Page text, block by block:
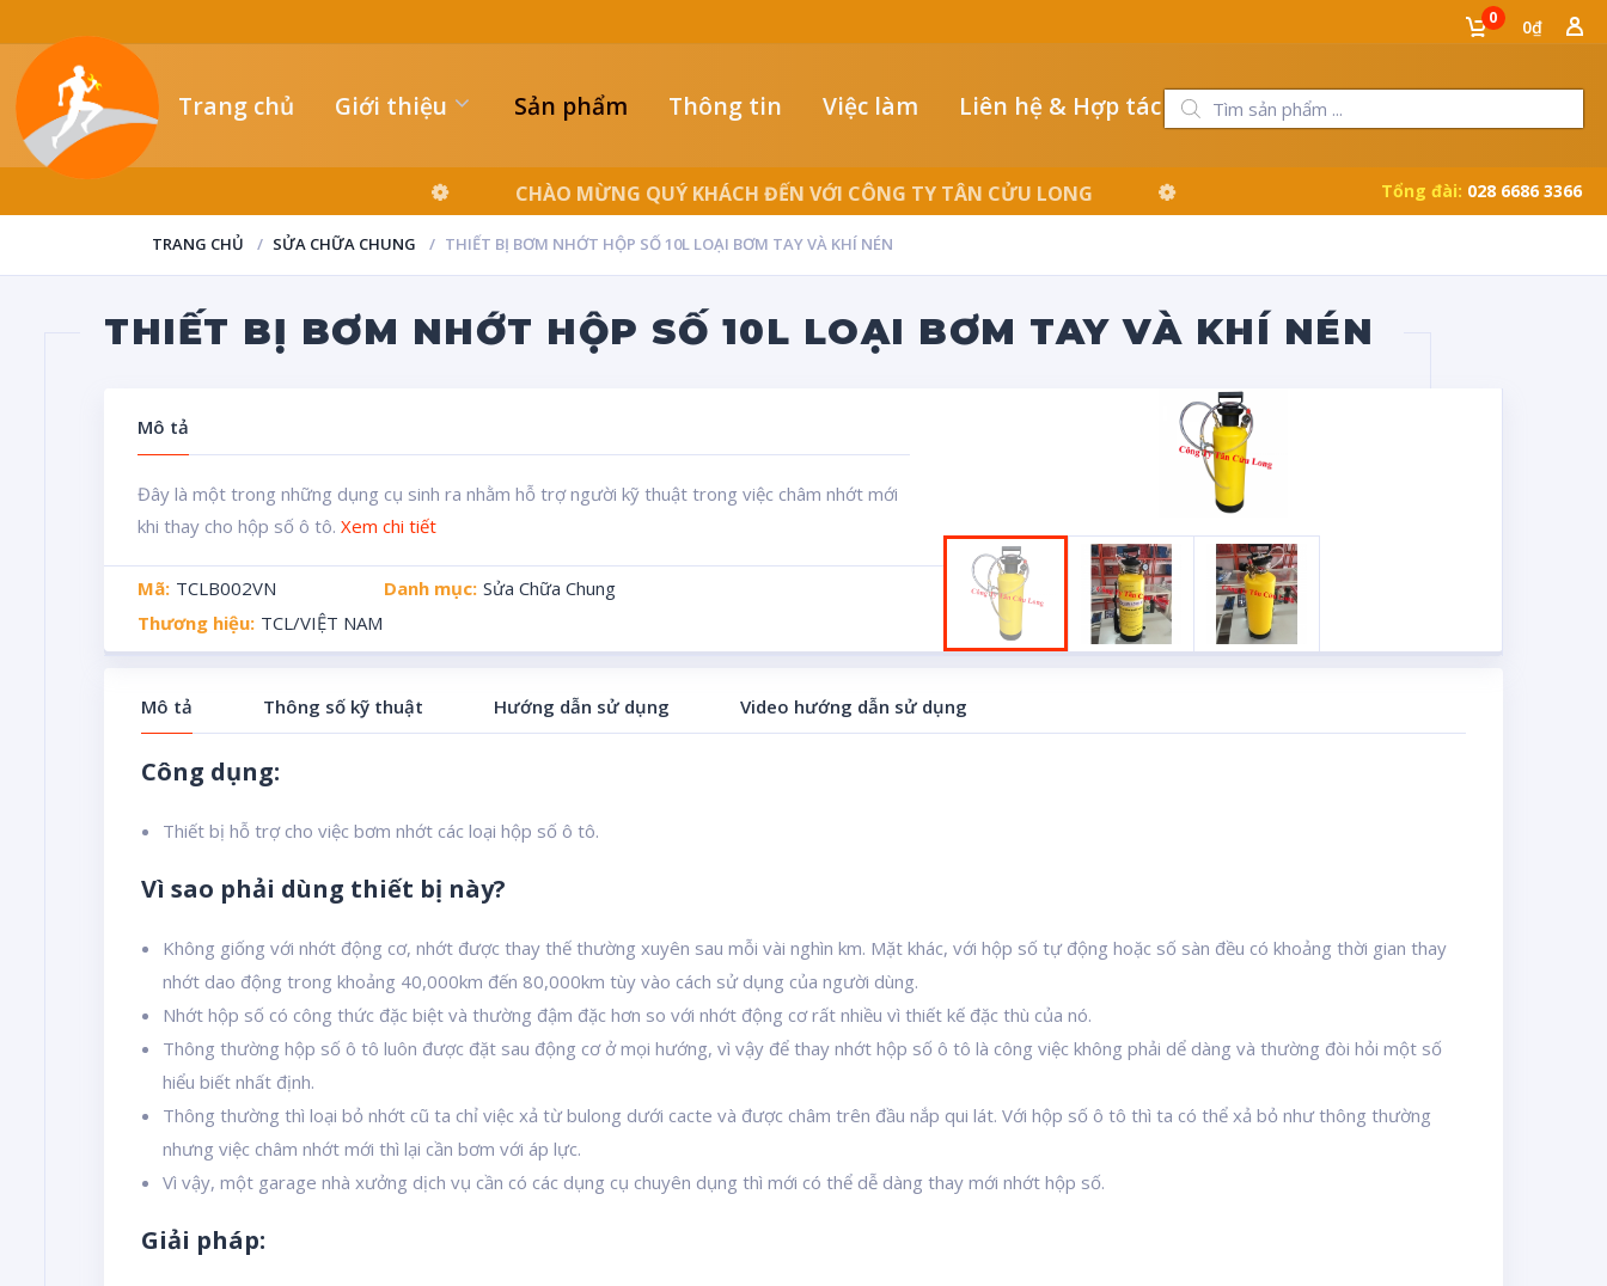
0 0₫
Trang chủ Giới thiệu Sản phẩm Thông tin Việc làm Liên hệ & Hợp tác
LUÔN ĐỒNG HÀNH CÙNG NGƯỜI THỢ Tổng đài: 028 6686 3366
TRANG CHỦ SỬA CHỮA CHUNG THIẾT BỊ BƠM NHỚT HỘP SỐ 10L LOẠI BƠM TAY VÀ KHÍ NÉN
THIẾT BỊ BƠM NHỚT HỘP SỐ 10L LOẠI BƠM TAY VÀ KHÍ NÉN
Mô tả
Đây là một trong những dụng cụ sinh ra nhằm hỗ trợ người kỹ thuật trong việc châm nhớt mới
khi thay cho hộp số ô tô.Xem chi tiết
Mã: TCLB002VN Danh mục: Sửa Chữa Chung
Thương hiệu: TCL/VIỆT NAM
Mô tả Thông số kỹ thuật Hướng dẫn sử dụng Video hướng dẫn sử dụng
Công dụng:
Thiết bị hỗ trợ cho việc bơm nhớt các loại hộp số ô tô.
Vì sao phải dùng thiết bị này?
Không giống với nhớt động cơ, nhớt được thay thế thường xuyên sau mỗi vài nghìn km. Mặt khác, với hộp số tự động hoặc số sàn đều có khoảng thời gian thay
nhớt dao động trong khoảng 40,000km đến 80,000km tùy vào cách sử dụng của người dùng.
Nhớt hộp số có công thức đặc biệt và thường đậm đặc hơn so với nhớt động cơ rất nhiều vì thiết kế đặc thù của nó.
Thông thường hộp số ô tô luôn được đặt sau động cơ ở mọi hướng, vì vậy để thay nhớt hộp số ô tô là công việc không phải dể dàng và thường đòi hỏi một số
hiểu biết nhất định.
Thông thường thì loại bỏ nhớt cũ ta chỉ việc xả từ bulong dưới cacte và được châm trên đầu nắp qui lát. Với hộp số ô tô thì ta có thể xả bỏ như thông thường
nhưng việc châm nhớt mới thì lại cần bơm với áp lực.
Vì vậy, một garage nhà xưởng dịch vụ cần có các dụng cụ chuyên dụng thì mới có thể dễ dàng thay mới nhớt hộp số.
Giải pháp: